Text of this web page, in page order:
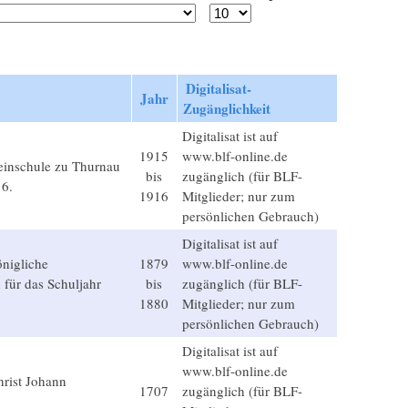
Jahr
Digitalisat-
Zugänglichkeit
zu Thurnau
1915
bis
1916
Digitalisat ist auf
www.blf-online.de
zugänglich (für BLF-
Mitglieder; nur zum
persönlichen Gebrauch)
das Schuljahr
1879
bis
1880
Digitalisat ist auf
www.blf-online.de
zugänglich (für BLF-
Mitglieder; nur zum
persönlichen Gebrauch)
Johann
1707
Digitalisat ist auf
www.blf-online.de
zugänglich (für BLF-